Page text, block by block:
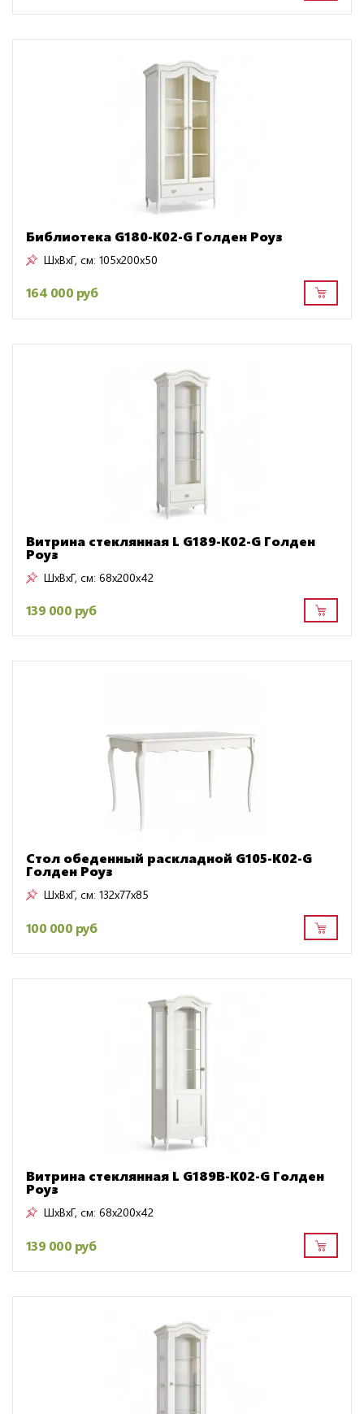
Библиотека G180-K02-G Голден Роуз
ШxВxГ, см: 105x200x50
164 000 руб
Витрина стеклянная L G189-K02-G Голден
Роуз
ШxВxГ, см: 68x200x42
139 000 руб
Стол обеденный раскладной G105-K02-G
Голден Роуз
ШxВxГ, см: 132x77x85
100 000 руб
Витрина стеклянная L G189B-K02-G Голден
Роуз
ШxВxГ, см: 68x200x42
139 000 руб